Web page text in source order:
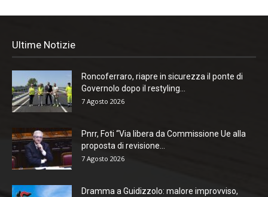
Ultime Notizie
Roncoferraro, riapre in sicurezza il ponte di
Governolo dopo il restyling...
7 Agosto 2026
Pnrr, Foti “Via libera da Commissione Ue alla
proposta di revisione...
7 Agosto 2026
Dramma a Guidizzolo: malore improvviso,